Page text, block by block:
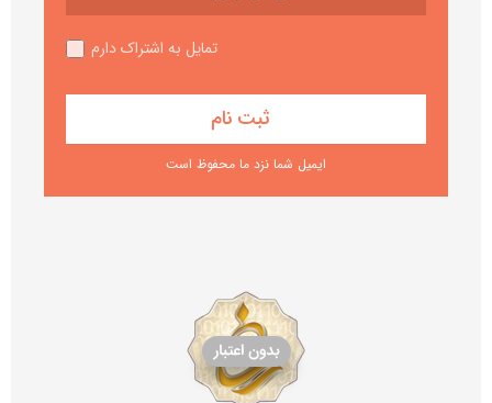
تمایل به اشتراک دارم
ایمیل شما نزد ما محفوظ است